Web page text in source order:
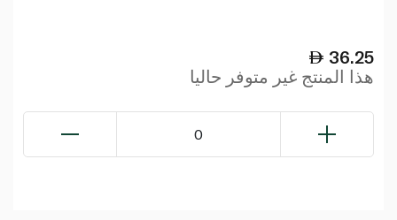
36.25
هذا المنتج غير متوفر حاليا
0